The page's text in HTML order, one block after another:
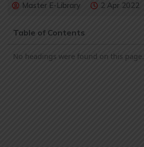
Master E-Library 2 Apr 2022
Table of Contents
No headings were found on this page.